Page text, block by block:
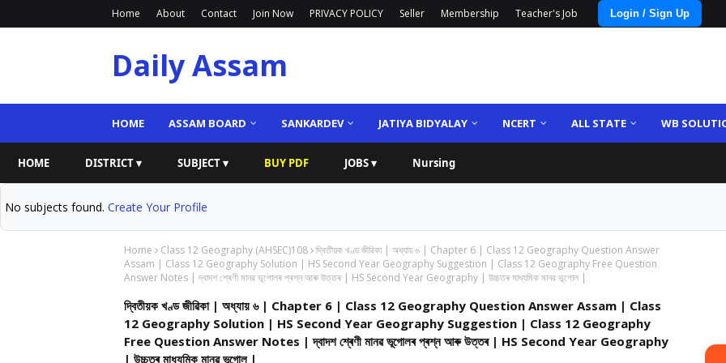
Home About Contact Join Now PRIVACY POLICY Seller Membership Teacher's Job Login / Sign Up
Daily Assam
HOME ASSAM BOARD SANKARDEV JATIYA BIDYALAY NCERT ALL STATE WB
HOME DISTRICT ▾ SUBJECT ▾ BUY PDF JOBS ▾ Nursing
No subjects found. Create Your Profile
Home Class 12 Geography (AHSEC)108 দ্বিতীয়ক খণ্ড জীৱিকা | অধ্যায় ৬ | Chapter 6 | Class 12 Geography Question Answer
Assam | Class 12 Geography Solution | HS Second Year Geography Suggestion | Class 12 Geography Free Question
Answer Notes | দ্বাদশ শ্ৰেণী মানৱ ভূগোলৰ প্ৰশ্ন আৰু উত্তৰ | HS Second Year Geography | উচ্চতৰ মাধ্যমিক মানৱ ভূগোল |
দ্বিতীয়ক খণ্ড জীৱিকা | অধ্যায় ৬ | Chapter 6 | Class 12 Geography Question Answer Assam | Class
12 Geography Solution | HS Second Year Geography Suggestion | Class 12 Geography
Free Question Answer Notes | দ্বাদশ শ্ৰেণী মানৱ ভূগোলৰ প্ৰশ্ন আৰু উত্তৰ | HS Second Year Geography
| উচ্চতৰ মাধ্যমিক মানৱ ভূগোল |